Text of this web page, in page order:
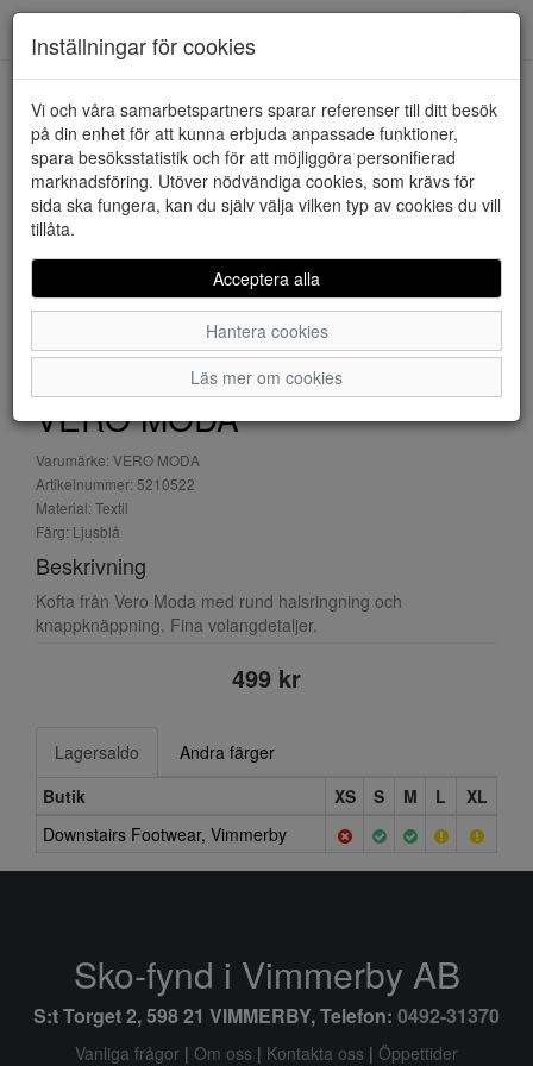
HEM VERO MODA
VERO MODA
Varumärke: VERO MODA
Artikelnummer: 5210522
Material: Textil
Färg: Ljusblå
Beskrivning
Kofta från Vero Moda med rund halsringning och
knappknäppning. Fina volangdetaljer.
499 kr
Lagersaldo
Andra färger
Butik
XS S M L
XL
Downstairs Footwear, Vimmerby
Inställningar för cookies
Vi och våra samarbetspartners sparar referenser till ditt besök
på din enhet för att kunna erbjuda anpassade funktioner,
spara besöksstatistik och för att möjliggöra personifierad
marknadsföring. Utöver nödvändiga cookies, som krävs för
sida ska fungera, kan du själv välja vilken typ av cookies du vill
tillåta.
Acceptera alla
Hantera cookies
Läs mer om cookies
Sko-fynd i Vimmerby AB
S:t Torget 2, 598 21 VIMMERBY, Telefon: 0492-31370
Vanliga frågor | Om oss | Kontakta oss | Öppettider